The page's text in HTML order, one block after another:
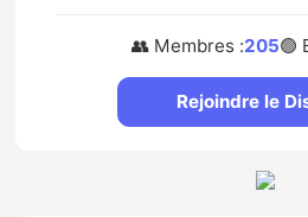
👥 Membres :205🟢
Rejoindre le